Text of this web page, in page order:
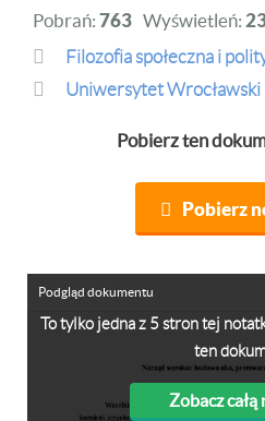
Pobrań: 763 Wyświetleń:
Filozofia społeczna i
Uniwersytet Wrocławski
Pobierz ten
Pobierz
To tylko jedna z 5 stron tej
ten
Zobacz
Podgląd dokumentu